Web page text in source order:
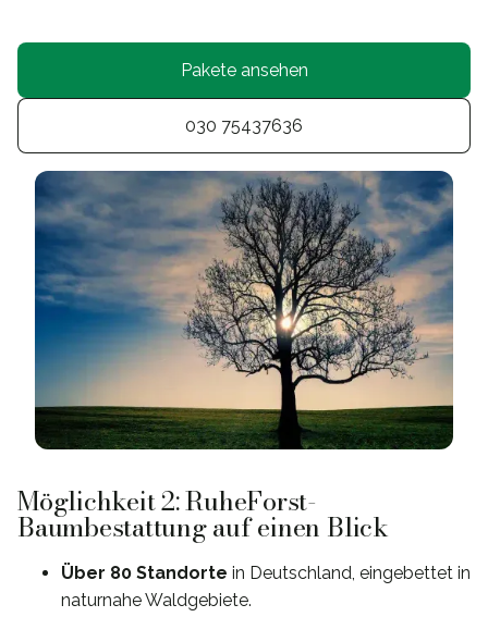
Pakete ansehen
030 75437636
Möglichkeit 2: RuheForst-
Baumbestattung auf einen Blick
Über 80 Standorte in Deutschland, eingebettet in
naturnahe Waldgebiete.